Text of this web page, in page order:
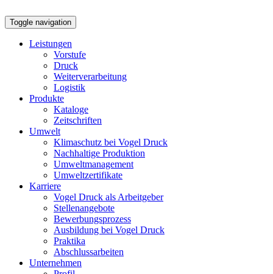
Toggle navigation
Leistungen
Vorstufe
Druck
Weiterverarbeitung
Logistik
Produkte
Kataloge
Zeitschriften
Umwelt
Klimaschutz bei Vogel Druck
Nachhaltige Produktion
Umweltmanagement
Umweltzertifikate
Karriere
Vogel Druck als Arbeitgeber
Stellenangebote
Bewerbungsprozess
Ausbildung bei Vogel Druck
Praktika
Abschlussarbeiten
Unternehmen